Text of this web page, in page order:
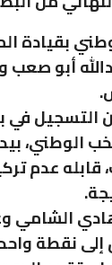
بقيادة
أبو
التسجيل في
الوطني،
قابله عدم
الشامي